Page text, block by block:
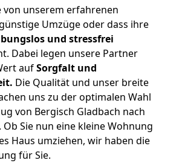
von unserem erfahrenen
Umzüge oder dass ihre
und stressfrei
Dabei legen unsere Partner
aufSorgfalt und
Die Qualität und unser breite
uns zu der optimalen Wahl
von Bergisch Gladbach nach
Sie nun eine kleine Wohnung
Haus umziehen, wir haben die
für Sie.